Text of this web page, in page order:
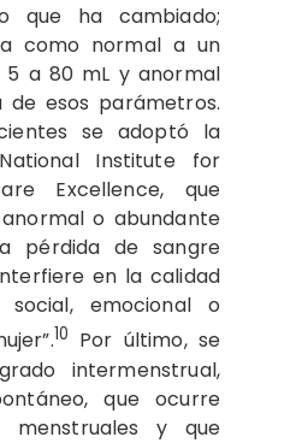
que ha cambiado;
como normal a un
a 80 mL y anormal
de esos parámetros.
se adoptó la
Institute for
Excellence, que
o abundante
pérdida de sangre
en la calidad
emocional o
10 Por último, se
intermenstrual,
que ocurre
menstruales y que